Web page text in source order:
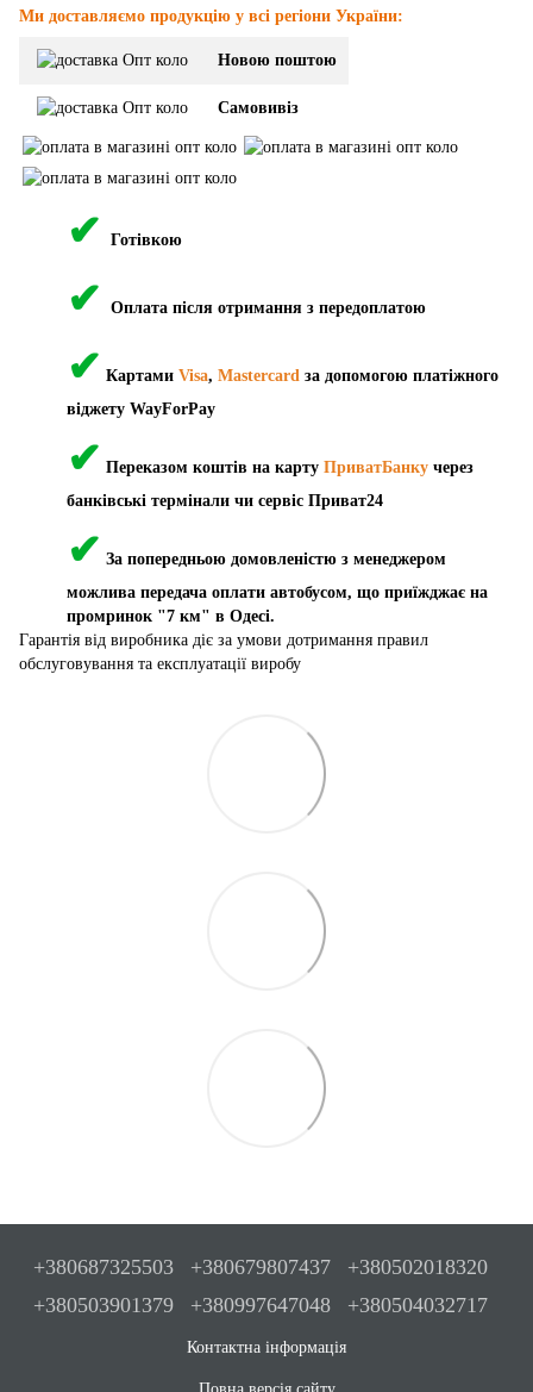
Ми доставляємо продукцію у всі регіони України:
Новою поштою
Самовивіз
✔ Готівкою
✔ Оплата після отримання з передоплатою
✔ Картами Visa, Mastercard за допомогою платіжного
віджету WayForPay
✔ Переказом коштів на карту ПриватБанку через
банківські термінали чи сервіс Приват24
✔ За попередньою домовленістю з менеджером
можлива передача оплати автобусом, що приїжджає на
промринок "7 км" в Одесі.
Гарантія від виробника діє за умови дотримання правил
обслуговування та експлуатації виробу
+380687325503 +380679807437
+380502018320
+380503901379
+380997647048 +380504032717
Контактна інформація